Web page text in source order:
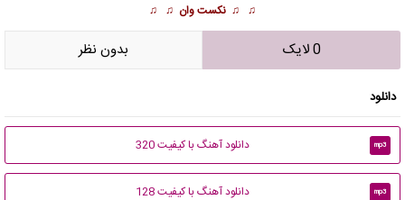
♫ ♫ نکست وان ♫ ♫
0 لایک بدون نظر
دانلود
mp3 دانلود آهنگ با کیفیت 320
mp3 دانلود آهنگ با کیفیت 128